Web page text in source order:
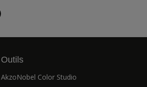
Outils
AkzoNobel Color Studio